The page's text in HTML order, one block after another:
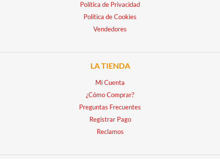
Política de Privacidad
Política de Cookies
Vendedores
LA TIENDA
Mi Cuenta
¿Cómo Comprar?
Preguntas Frecuentes
Registrar Pago
Reclamos